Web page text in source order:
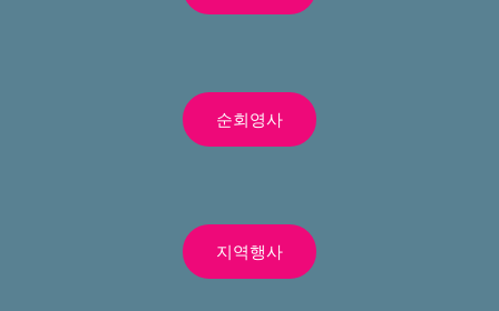
순회영사
지역행사